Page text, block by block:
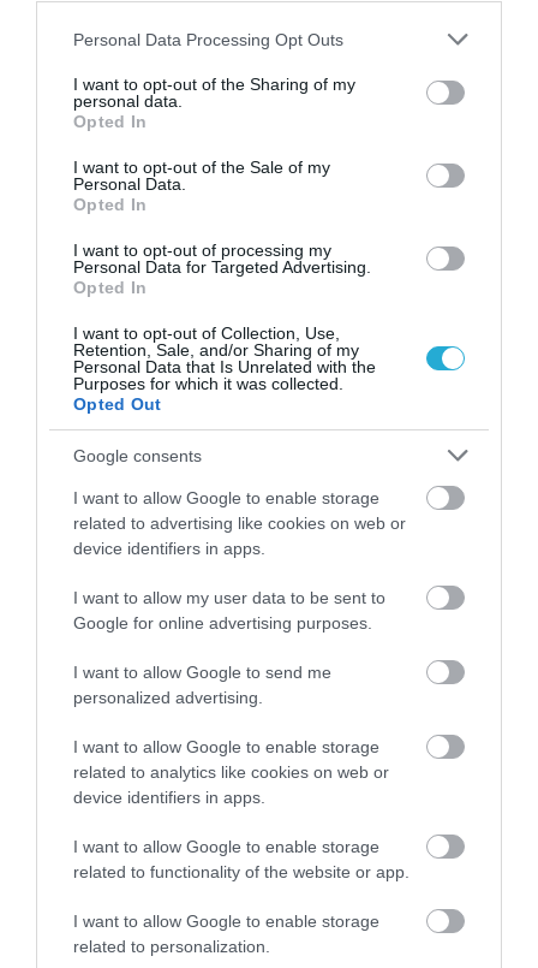
Please note that this website/app uses one or more Google
not limited to your visit or usage behaviour. You may click to
grant or deny consent to Google and its third-party tags to
use your data for below specified purposes in below Google
consent section.
Personal Data Processing Opt Outs
I want to opt-out of the Sharing of my
personal data.
Opted In
I want to opt-out of the Sale of my
Personal Data.
Opted In
I want to opt-out of processing my
Personal Data for Targeted Advertising.
Opted In
I want to opt-out of Collection, Use,
Retention, Sale, and/or Sharing of my
Personal Data that Is Unrelated with the
Purposes for which it was collected.
Opted Out
Google consents
I want to allow Google to enable storage
related to advertising like cookies on web or
device identifiers in apps.
I want to allow my user data to be sent to
Google for online advertising purposes.
I want to allow Google to send me
personalized advertising.
I want to allow Google to enable storage
related to analytics like cookies on web or
device identifiers in apps.
I want to allow Google to enable storage
related to functionality of the website or app.
I want to allow Google to enable storage
related to personalization.
Ιατρικά μυστήρια που έμειναν ανεξήγητα
για δεκαετίες
Το πιο επικίνδυνο δωμάτιο του σπιτιού –
Εκεί που κρύβεται ο μεγαλύτερος κίνδυνος
Νιώθετε συνεχώς κουρασμένοι; – Η
εξάντληση που μπορεί να κρύβει ένα
αυτοάνοσο νόσημα